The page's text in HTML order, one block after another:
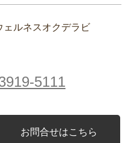
ェルネスオクデラビ
5111
お問合せはこちら